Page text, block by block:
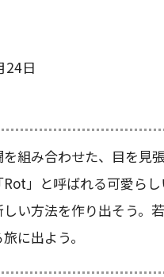
24日
組み合わせた、目を見
Rot」と呼ばれる可愛ら
い方法を作り出そう。
に出よう。